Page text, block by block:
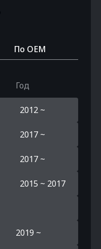
По OEM
Год
2012 ~
2017 ~
2017 ~
2015 ~ 2017
2019 ~